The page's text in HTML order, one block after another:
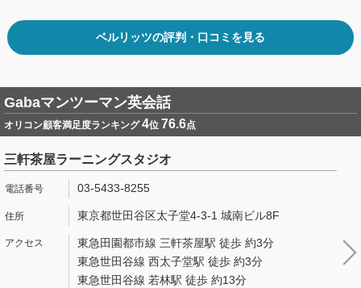
ベルリッツの評判・口コミを見る
Gabaマンツーマン英会話
オリコン顧客満足度ランキング4位 76.6点
三軒茶屋ラーニングスタジオ
03-5433-8255
東京都世田谷区太子堂4-3-1 城南ビル8F
東急田園都市線 三軒茶屋駅 徒歩 約3分
東急世田谷線 西太子堂駅 徒歩 約3分
東急世田谷線 若林駅 徒歩 約13分